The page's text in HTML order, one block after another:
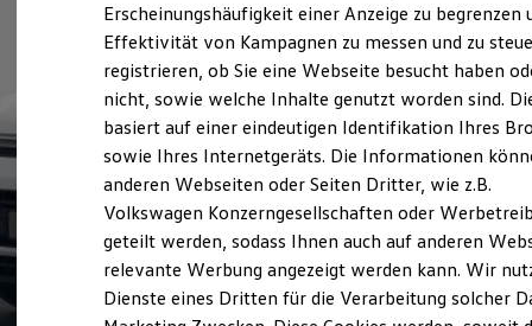
Ladezeitensimulator
Batterie
Sicherheit
Garantie und Lebensdauer
Nachhaltigkeit
Technologie
Kosten und Kauf
Verbrauchskosten
Kaufoptionen
E-Auto-Förderung
Software und Konnektivität
Die ID. Software 6
ID. Software Versionen und Updates
Digitale Extras
Schnittstellen zu Ihrem ID.
Erscheinungshäufigkeit einer Anzeige zu begrenzen
Effektivität von Kampagnen zu messen und zu
registrieren, ob Sie eine Webseite besucht haben
nicht, sowie welche Inhalte genutzt worden sind.
basiert auf einer eindeutigen Identifikation Ihres
sowie Ihres Internetgeräts. Die Informationen
anderen Webseiten oder Seiten Dritter, wie z.B.
Volkswagen Konzerngesellschaften oder
geteilt werden, sodass Ihnen auch auf anderen
relevante Werbung angezeigt werden kann. Wir
Dienste eines Dritten für die Verarbeitung solcher